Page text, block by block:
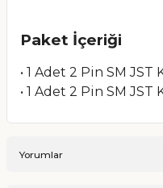
Paket İçeriği
• 1 Adet 2 Pin SM
• 1 Adet 2 Pin SM
Yorumlar